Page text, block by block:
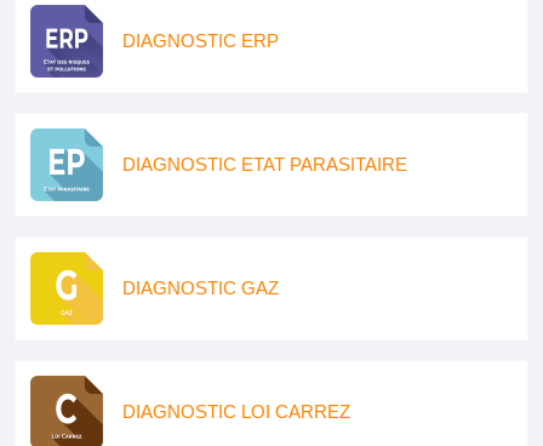
DIAGNOSTIC ERP
DIAGNOSTIC ETAT PARASITAIRE
DIAGNOSTIC GAZ
DIAGNOSTIC LOI CARREZ